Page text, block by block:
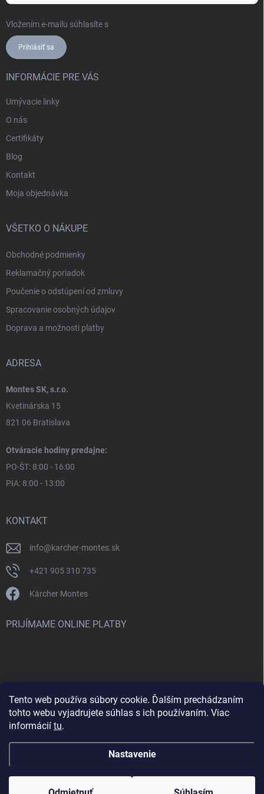
Tento web používa súbory cookie. Ďalším prechádzaním
tohto webu vyjadrujete súhlas s ich používaním. Viac
informácií tu.
Nastavenie
Vložením e-mailu súhlasíte s
Prihlásiť sa
INFORMÁCIE PRE VÁS
Umývacie linky
O nás
Certifikáty
Blog
Kontakt
Moja objednávka
VŠETKO O NÁKUPE
Obchodné podmienky
Reklamačný poriadok
Poučenie o odstúpení od zmluvy
Spracovanie osobných údajov
Doprava a možnosti platby
ADRESA
Montes SK, s.r.o.
Kvetinárska 15
821 06 Bratislava
Otváracie hodiny predajne:
PO-ŠT: 8:00 - 16:00
PIA: 8:00 - 13:00
KONTAKT
info@karcher-montes.sk
+421 905 310 735
Kärcher Montes
PRIJÍMAME ONLINE PLATBY
Nenašli ste čo ste hľadali? Máte záujem o inú značku? Skúste
navštíviť aj našu stránku Montclean.sk
Copyright 2026 karcher-montes.sk . Všetky práva vyhradené.